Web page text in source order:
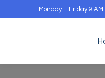
Monday – Friday 9 AM